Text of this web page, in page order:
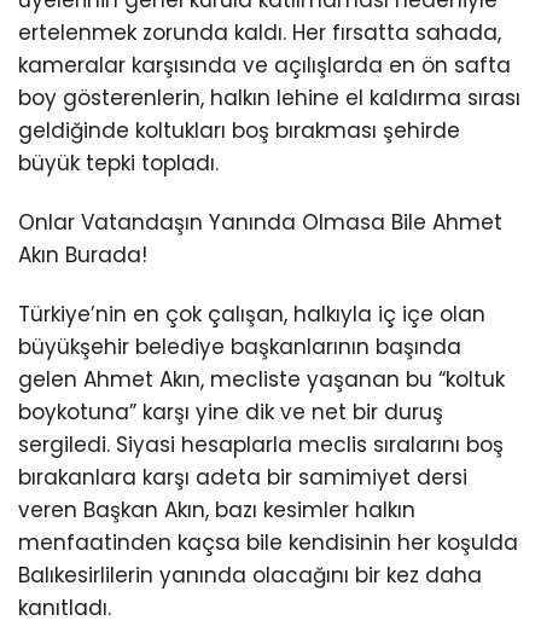
ertelenmek zorunda kaldı. Her fırsatta sahada,
kameralar karşısında ve açılışlarda en ön safta
boy gösterenlerin, halkın lehine el kaldırma sırası
geldiğinde koltukları boş bırakması şehirde
büyük tepki topladı.
Onlar Vatandaşın Yanında Olmasa Bile Ahmet
Akın Burada!
Türkiye’nin en çok çalışan, halkıyla iç içe olan
büyükşehir belediye başkanlarının başında
gelen Ahmet Akın, mecliste yaşanan bu “koltuk
boykotuna” karşı yine dik ve net bir duruş
sergiledi. Siyasi hesaplarla meclis sıralarını boş
bırakanlara karşı adeta bir samimiyet dersi
veren Başkan Akın, bazı kesimler halkın
menfaatinden kaçsa bile kendisinin her koşulda
Balıkesirlilerin yanında olacağını bir kez daha
kanıtladı.